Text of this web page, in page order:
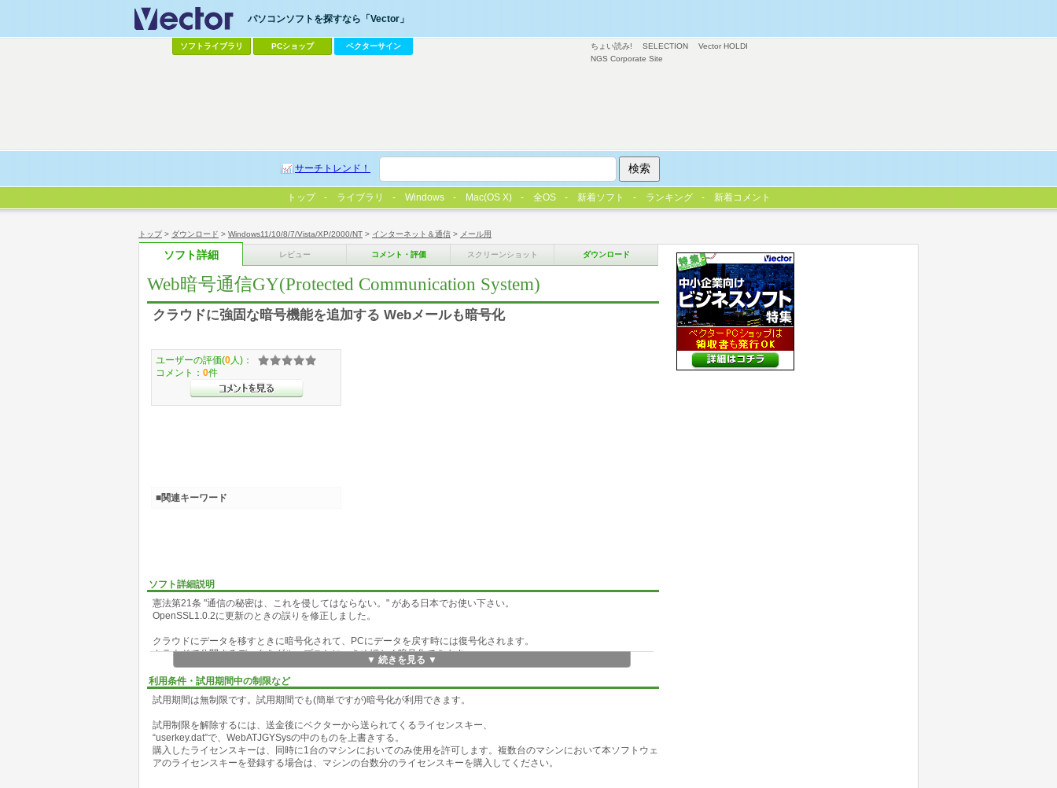
トップ> ダウンロード > Windows11/10/8/7/Vista/XP/2000/NT > インターネット＆通信 > メール用
ソフト詳細 レビュー コメント・評価 スクリーンショット ダウンロード
Web暗号通信GY(Protected Communication System)
クラウドに強固な暗号機能を追加する Webメールも暗号化
ソフト詳細説明
憲法第21条 "通信の秘密は、これを侵してはならない。" がある日本でお使い下さい。
OpenSSL1.0.2に更新のときの誤りを修正しました。
クラウドにデータを移すときに暗号化されて、PCにデータを戻す時には復号化されます。
クラウドで公開するデータをグループごとに、きめ細かく暗号化できます。
Gmail、ヤフーメールにPOP/SMTP over SSLで接続します。
SSLでメールを送信する前に、AESなどで独自の暗号化をします。
メールサーバーに到着するとSSL暗号化は解除されますが、AESなどによる独自の暗号化は解除されません。
もちろん、契約プロバイダーのメールも強力に暗号化できます。
暗号化の方式は、RSA、AES、Camelliaなどが利用できます。
5段階の多重暗号化が可能です。
▼ 続きを見る ▼
利用条件・試用期間中の制限など
試用期間は無制限です。試用期間でも(簡単ですが)暗号化が利用できます。
試用制限を解除するには、送金後にベクターから送られてくるライセンスキー、
“userkey.dat”で、WebATJGYSysの中のものを上書きする。
購入したライセンスキーは、同時に1台のマシンにおいてのみ使用を許可します。複数台のマシンにおいて本ソフトウェ
アのライセンスキーを登録する場合は、マシンの台数分のライセンスキーを購入してください。
ユーザーの評価(0 人)：
コメント： 0件
■関連キーワード
ちょい読み! SELECTION
Vector HOLDI
NGS Corporate Site
パソコンソフトを探すなら「Vector」
ソフトライブラリ PCショップ ベクターサイン
サーチトレンド！
トップ ライブラリ Windows Mac(OS X) 全OS 新着ソフト ランキング 新着コメント